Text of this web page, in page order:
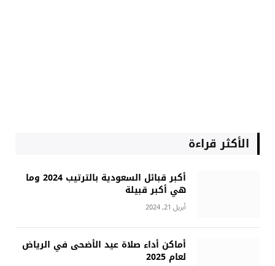
الأكثر قراءة
أكبر قبائل السعودية بالترتيب 2024 وما
هي أكبر قبيلة
أبريل 21, 2024
أماكن أداء صلاة عيد الأضحى في الرياض
لعام 2025